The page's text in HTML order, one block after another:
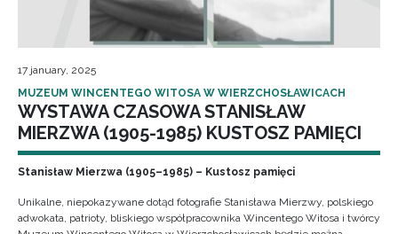
17 january, 2025
MUZEUM WINCENTEGO WITOSA W WIERZCHOSŁAWICACH
WYSTAWA CZASOWA STANISŁAW
MIERZWA (1905-1985) KUSTOSZ PAMIĘCI
Stanisław Mierzwa (1905–1985) – Kustosz pamięci
Unikalne, niepokazywane dotąd fotografie Stanisława Mierzwy, polskiego
adwokata, patrioty, bliskiego współpracownika Wincentego Witosa i twórcy